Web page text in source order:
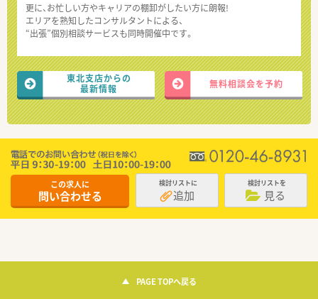
更に、お忙しい方やキャリアの棚卸がしたい方に朗報!
エリアを熟知したコンサルタントによる、
“出張”個別相談サービスも同時開催中です。
東北支店からの
最新情報
無料相談会を予約
この求人に
問い合わせる
検討リストに
追加
検討リストを
見る
PAGE TOPへ戻る